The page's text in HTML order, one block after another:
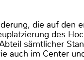
die auf den
des
sämtlicher
auch im Center